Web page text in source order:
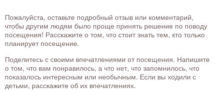
Пожалуйста, оставьте подробный отзыв или комментарий,
чтобы другим людям было проще принять решение по поводу
посещения! Расскажите о том, что стоит знать тем, кто только
планирует посещение.
Поделитесь с своими впечатлениями от посещения. Напишите
о том, что вам понравилось, а что нет, что запомнилось, что
показалось интересным или необычным. Если вы ходили с
детьми, расскажите об их впечатлениях.